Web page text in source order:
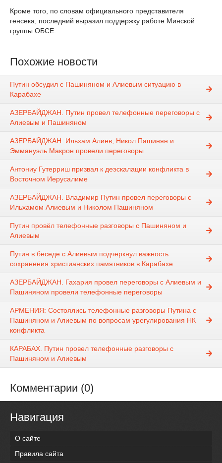
Кроме того, по словам официального представителя
генсека, последний выразил поддержку работе Минской
группы ОБСЕ.
Похожие новости
Путин обсудил с Пашиняном и Алиевым ситуацию в
Карабахе
АЗЕРБАЙДЖАН. Путин провел телефонные переговоры с
Алиевым и Пашиняном
АЗЕРБАЙДЖАН. Ильхам Алиев, Никол Пашинян и
Эммануэль Макрон провели переговоры
Антониу Гутерриш призвал к деэскалации конфликта в
Восточном Иерусалиме
АЗЕРБАЙДЖАН. Владимир Путин провел переговоры с
Ильхамом Алиевым и Николом Пашиняном
Путин провёл телефонные разговоры с Пашиняном и
Алиевым
Путин в беседе с Алиевым подчеркнул важность
сохранения христианских памятников в Карабахе
АЗЕРБАЙДЖАН. Гахария провел переговоры с Алиевым и
Пашиняном провели телефонные переговоры
АРМЕНИЯ: Состоялись телефонные разговоры Путина с
Пашиняном и Алиевым по вопросам урегулирования НК
конфликта
КАРАБАХ. Путин провел телефонные разговоры с
Пашиняном и Алиевым
Комментарии (0)
Навигация
О сайте
Правила сайта